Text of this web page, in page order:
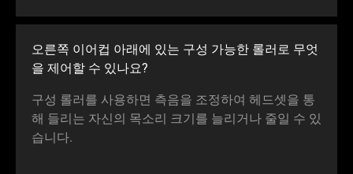
오른쪽 이어컵 아래에 있는 구성 가능한 롤러로 무엇
을 제어할 수 있나요?
구성 롤러를 사용하면 측음을 조정하여 헤드셋을 통
해 들리는 자신의 목소리 크기를 늘리거나 줄일 수 있
습니다.